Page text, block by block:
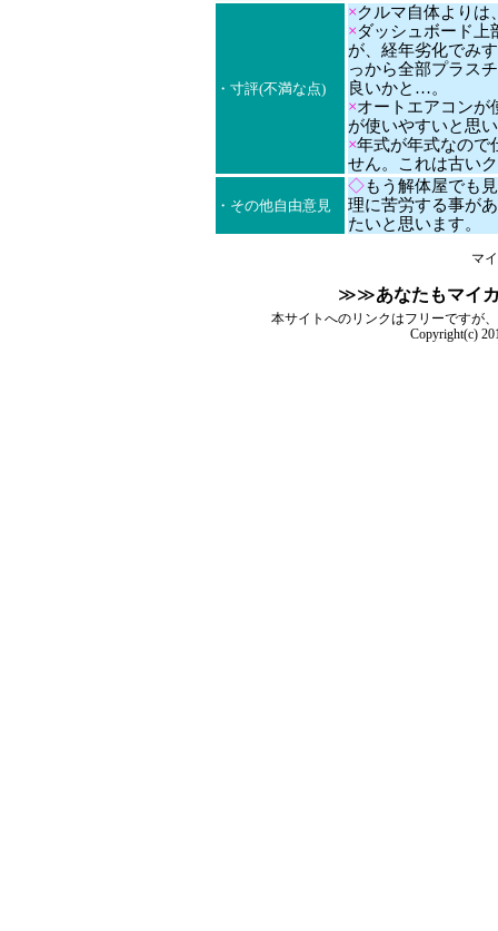
・寸評(不満な点)
×クルマ自体よりは
×ダッシュボード上
が、経年劣化でみ
っから全部プラス
良いかと…。
×オートエアコンが
が使いやすいと思
×年式が年式なので
せん。これは古い
・その他自由意見
◇もう解体屋でも
理に苦労する事が
たいと思います。
マ
≫≫あなたもマイ
本サイトへのリンクはフリーですが
Copyright(c)